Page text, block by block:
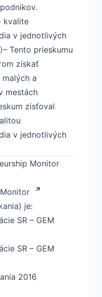
kvalite
v jednotlivých
– Tento prieskumu
získať
a
mestách
zisťoval
v jednotlivých
Monitor
je:
SR – GEM
SR – GEM
2016